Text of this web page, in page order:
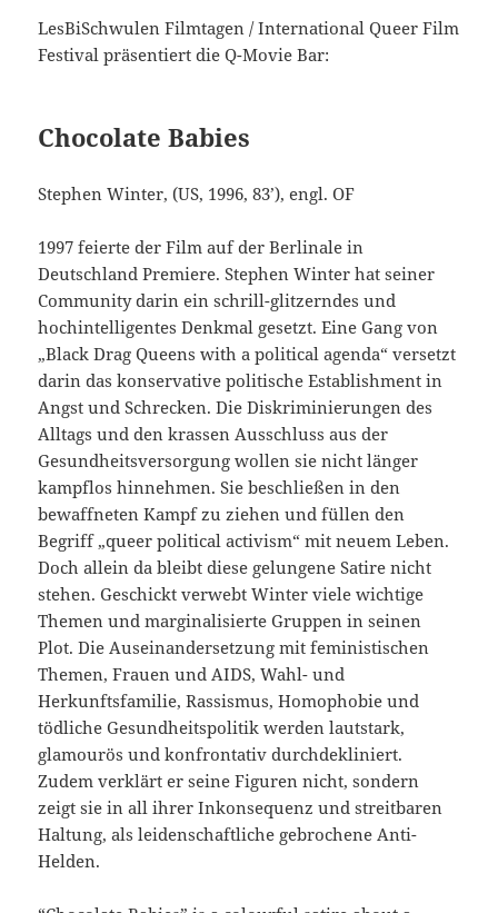
LesBiSchwulen Filmtagen / International Queer Film
Festival präsentiert die Q-Movie Bar:
Chocolate Babies
Stephen Winter, (US, 1996, 83’), engl. OF
1997 feierte der Film auf der Berlinale in
Deutschland Premiere. Stephen Winter hat seiner
Community darin ein schrill-glitzerndes und
hochintelligentes Denkmal gesetzt. Eine Gang von
„Black Drag Queens with a political agenda“ versetzt
darin das konserva­tive politische Establishment in
Angst und Schrecken. Die Diskriminierungen des
Alltags und den krassen Ausschluss aus der
Gesundheitsversorgung wollen sie nicht länger
kampflos hinnehmen. Sie beschließen in den
bewaffneten Kampf zu ziehen und füllen den
Begriff „queer political activism“ mit neuem Leben.
Doch allein da bleibt diese gelungene Satire nicht
stehen. Geschickt verwebt Winter viele wichtige
Themen und marginalisierte Gruppen in seinen
Plot. Die Auseinandersetzung mit feministischen
Themen, Frauen und AIDS, Wahl- und
Herkunftsfamilie, Rassismus, Homophobie und
tödliche Gesundheitspolitik werden lautstark,
glamourös und konfrontativ durchdekliniert.
Zudem verklärt er seine Figuren nicht, sondern
zeigt sie in all ihrer Inkonsequenz und streitbaren
Haltung, als leidenschaftliche gebrochene Anti-
Helden.